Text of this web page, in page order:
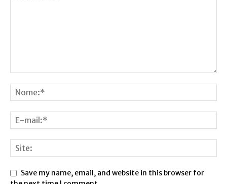
Save my name, email, and website in this browser for